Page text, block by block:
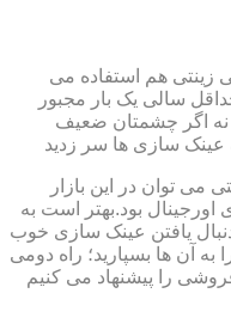
زینتی هم استفاده می
سالی یک بار مجبور
نه اگر چشمتان ضعیف
سازی ها سر زدید
توان در این بازار
بود.بهتر است به
یافتن عینک سازی خوب
به آن ها بسپارید؛ راه دومی
را پیشنهاد می کنیم